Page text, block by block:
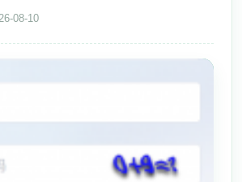
投资决策 参数控制台 初始本金 ()
加 () 2
08-10